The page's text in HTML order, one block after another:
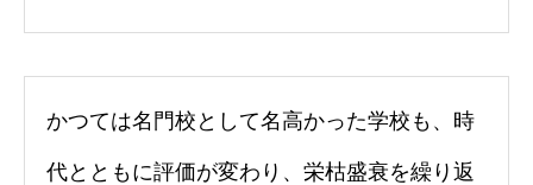
かつては名門校として名高かった学校も、時
代とともに評価が変わり、栄枯盛衰を繰り返